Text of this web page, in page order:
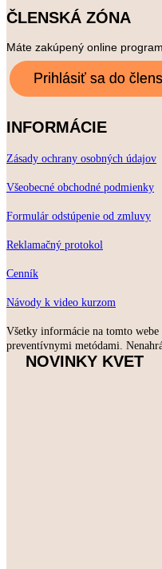
ČLENSKÁ ZÓNA
Máte zakúpený online
INFORMÁCIE
Zásady ochrany osobných údajov
Všeobecné obchodné podmienky
Formulár odstúpenie od zmluvy
Reklamačný protokol
Cenník
Návody k video kurzom
Všetky informácie na tomto
preventívnymi metódami.
NOVINKY KVET